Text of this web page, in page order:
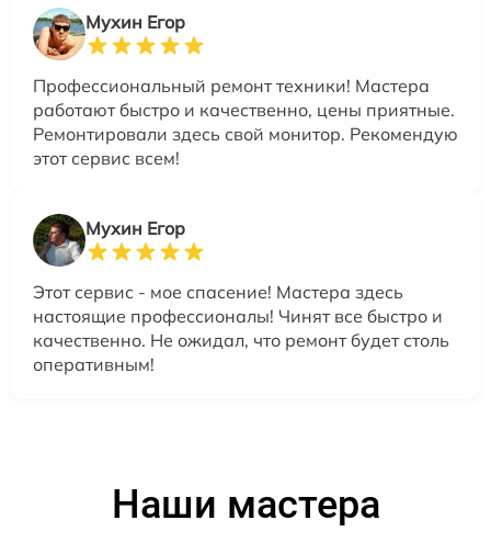
Мухин Егор
Профессиональный ремонт техники! Мастера
работают быстро и качественно, цены приятные.
Ремонтировали здесь свой монитор. Рекомендую
этот сервис всем!
Мухин Егор
Этот сервис - мое спасение! Мастера здесь
настоящие профессионалы! Чинят все быстро и
качественно. Не ожидал, что ремонт будет столь
оперативным!
Наши мастера